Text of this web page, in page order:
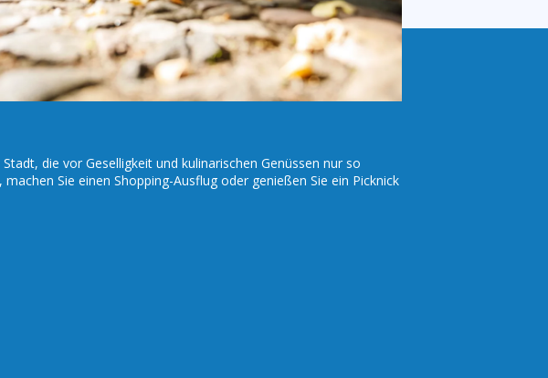
die vor Geselligkeit und kulinarischen Genüssen nur so
Sie einen Shopping-Ausflug oder genießen Sie ein Picknick